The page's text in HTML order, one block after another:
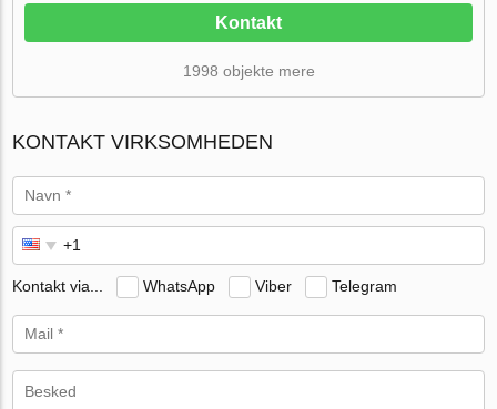
Kontakt
1998 objekte mere
KONTAKT VIRKSOMHEDEN
Kontakt via... WhatsApp Viber Telegram